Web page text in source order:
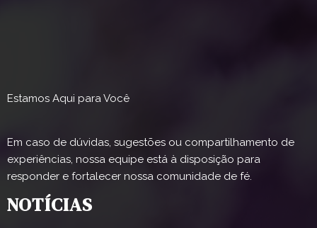
Estamos Aqui para Você
Em caso de dúvidas, sugestões ou compartilhamento de
experiências, nossa equipe está à disposição para
responder e fortalecer nossa comunidade de fé.
NOTÍCIAS